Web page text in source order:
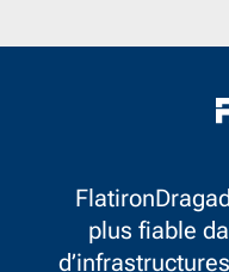
marquants de
plus fiable